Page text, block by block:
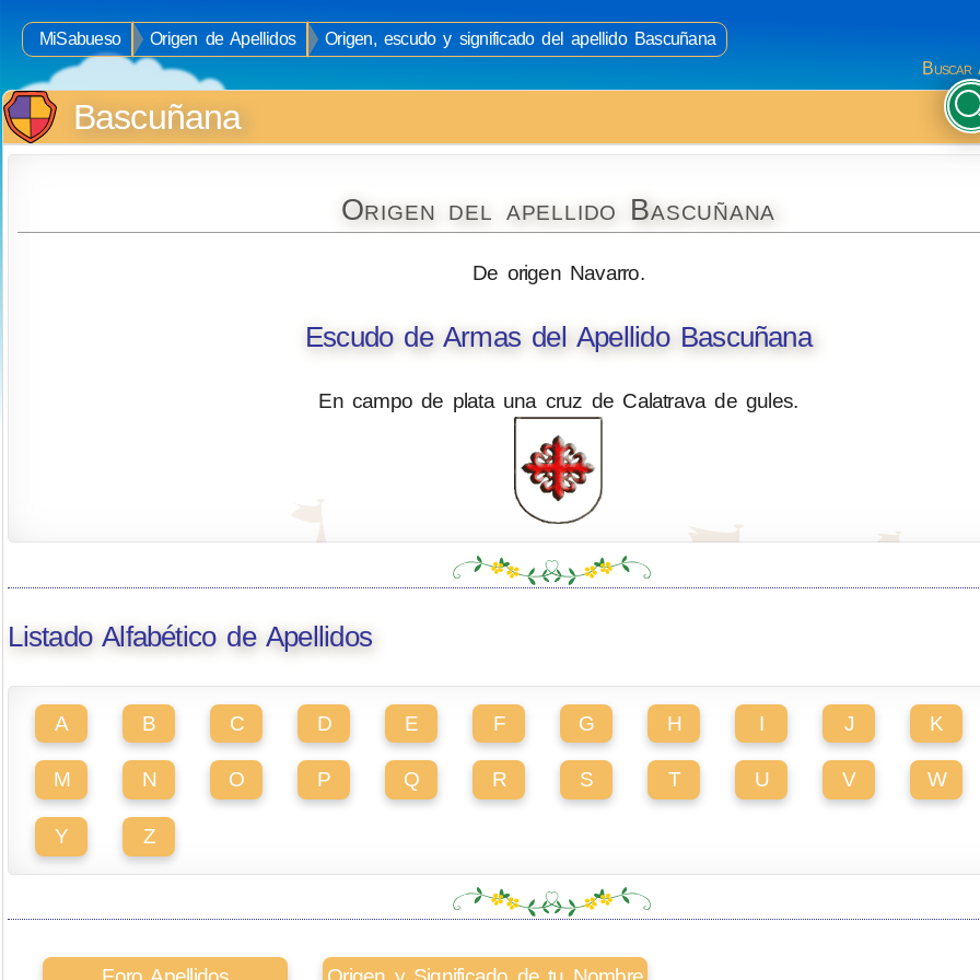
MiSabueso Origen de Apellidos
Origen, escudo y significado del apellido Bascuñana
Buscar
Bascuñana
Origen del apellido Bascuñana
De origen Navarro.
Escudo de Armas del Apellido Bascuñana
En campo de plata una cruz de Calatrava de gules.
Listado Alfabético de Apellidos
A B C D E F G H I J K
M N O P Q R S T U V W
Y Z